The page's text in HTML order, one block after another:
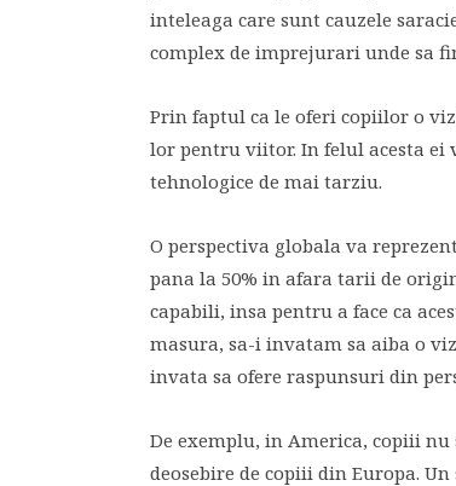
inteleaga care sunt cauzele
complex de imprejurari unde sa
Prin faptul ca le oferi copiilor o
lor pentru viitor. In felul acesta ei
tehnologice de mai tarziu.
O perspectiva globala va
pana la 50% in afara tarii de
capabili, insa pentru a face ca
masura, sa-i invatam sa aiba o
invata sa ofere raspunsuri din
De exemplu, in America, copiii
deosebire de copiii din Europa.